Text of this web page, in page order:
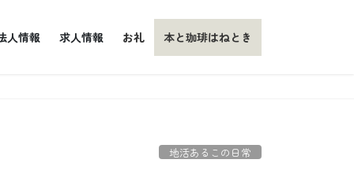
人情報 求人情報 お礼 本と珈琲はねとき
地活あるこの日常